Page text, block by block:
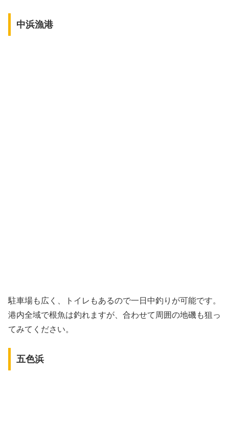
中浜漁港
駐車場も広く、トイレもあるので一日中釣りが可能です。
港内全域で根魚は釣れますが、合わせて周囲の地磯も狙っ
てみてください。
五色浜